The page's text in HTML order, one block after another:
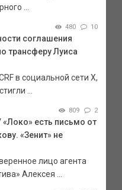
...
480 10
соглашения
трансферу Луиса
в социальной сети Х,
...
809 2
есть письмо от
«Зенит» не
лицо агента
Алексея ...